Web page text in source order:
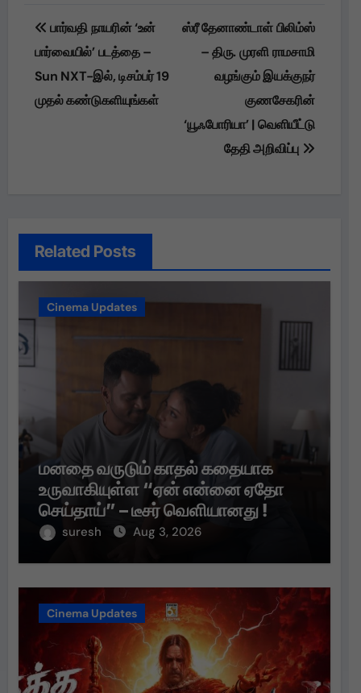
Post
navigation
பார்வதி நாயரின் ‘உன்
பார்வையில்’ படத்தை –
Sun NXT-இல், டிசம்பர் 19
முதல் கண்டுகளியுங்கள்
ஸ்ரீ தேனாண்டாள் பிலிம்ஸ்
– திரு. முரளி ராமசாமி
வழங்கும் இயக்குநர்
குணசேகரின்
‘யூஃபோரியா’ | வெளியீட்டு
தேதி அறிவிப்பு
Related Posts
Cinema Updates
மனதை வருடும் காதல் கதையாக
உருவாகியுள்ள “ஏன் என்னை ஏதோ
செய்தாய்” – டீசர் வெளியானது !
suresh Aug 3, 2026
Cinema Updates